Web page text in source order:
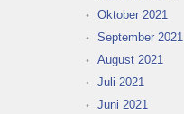
Oktober 2021
September 2021
August 2021
Juli 2021
Juni 2021